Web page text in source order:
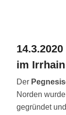
im Irrhain
Der
Norden
gegründet